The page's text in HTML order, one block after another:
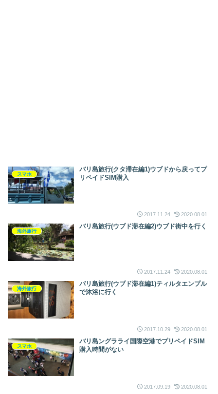
スマホ
バリ島旅行(クタ滞在編1)ウブドから戻ってプ
リペイドSIM購入
2017.11.24 2020.08.01
海外旅行
バリ島旅行(ウブド滞在編2)ウブド街中を行く
2017.11.24 2020.08.01
海外旅行
バリ島旅行(ウブド滞在編1)ティルタエンプル
で沐浴に行く
2017.10.29 2020.08.01
スマホ
バリ島ングラライ国際空港でプリペイドSIM
購入時間がない
2017.09.19 2020.08.01